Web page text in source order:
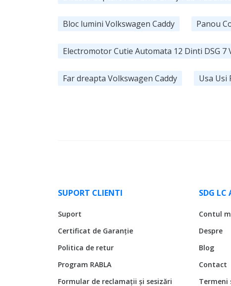
Bloc lumini Volkswagen Caddy Panou
Electromotor Cutie Automata 12 Dinti DSG 7
Far dreapta Volkswagen Caddy Usa Usi
SUPORT CLIENTI
Suport
Certificat de Garanție
Politica de retur
Program RABLA
Formular de reclamații și sesizări
SDG LC
Contul
Despre
Blog
Contact
Termeni